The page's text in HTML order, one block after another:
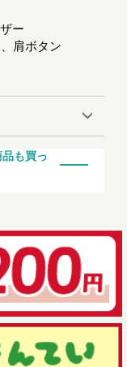
ー
肩ボタン
も買っ